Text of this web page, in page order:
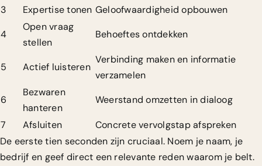
3 Expertise tonen Geloofwaardigheid opbouwen
4
Open vraag
stellen
Behoeftes ontdekken
5 Actief luisteren
Verbinding maken en informatie
verzamelen
6
Bezwaren
hanteren
Weerstand omzetten in dialoog
7 Afsluiten
Concrete vervolgstap afspreken
De eerste tien seconden zijn cruciaal. Noem je naam, je
bedrijf en geef direct een relevante reden waarom je belt.